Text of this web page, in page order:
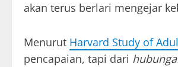
akan terus berlari mengejar
Menurut Harvard Study of
pencapaian, tapi dari